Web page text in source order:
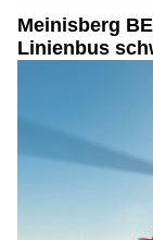
Meinisberg
Linienbus